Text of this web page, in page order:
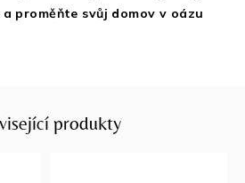
proměňte svůj domov v oázu
produkty